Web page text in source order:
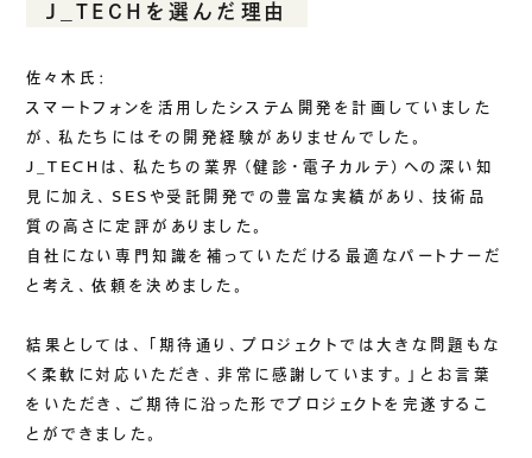
J_TECHを選んだ理由
佐々木氏：
スマートフォンを活用したシステム開発を計画していました
が、私たちにはその開発経験がありませんでした。
J_TECHは、私たちの業界（健診・電子カルテ）への深い知
見に加え、SESや受託開発での豊富な実績があり、技術品
質の高さに定評がありました。
自社にない専門知識を補っていただける最適なパートナーだ
と考え、依頼を決めました。
結果としては、「期待通り、プロジェクトでは大きな問題もな
く柔軟に対応いただき、非常に感謝しています。」とお言葉
をいただき、ご期待に沿った形でプロジェクトを完遂するこ
とができました。